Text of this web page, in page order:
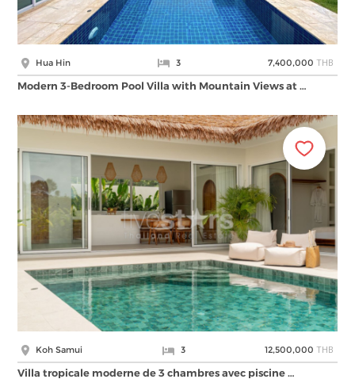
Hua Hin 3 7,400,000 THB
Modern 3-Bedroom Pool Villa with Mountain Views at …
Koh Samui 3 12,500,000 THB
Villa tropicale moderne de 3 chambres avec piscine …